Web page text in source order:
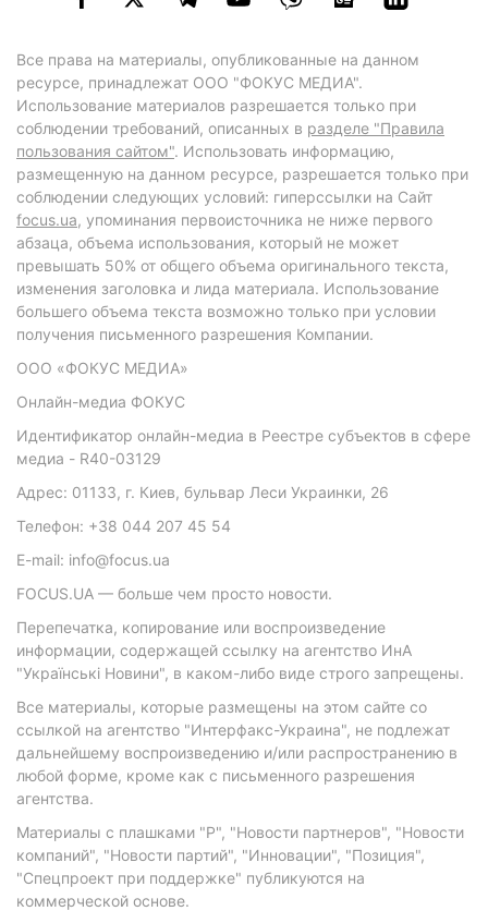
Все права на материалы, опубликованные на данном
ресурсе, принадлежат ООО "ФОКУС МЕДИА".
Использование материалов разрешается только при
соблюдении требований, описанных в разделе "Правила
пользования сайтом". Использовать информацию,
размещенную на данном ресурсе, разрешается только при
соблюдении следующих условий: гиперссылки на Сайт
focus.ua, упоминания первоисточника не ниже первого
абзаца, объема использования, который не может
превышать 50% от общего объема оригинального текста,
изменения заголовка и лида материала. Использование
большего объема текста возможно только при условии
получения письменного разрешения Компании.
ООО «ФОКУС МЕДИА»
Онлайн-медиа ФОКУС
Идентификатор онлайн-медиа в Реестре субъектов в сфере
медиа - R40-03129
Адрес: 01133, г. Киев, бульвар Леси Украинки, 26
Телефон: +38 044 207 45 54
E-mail: info@focus.ua
FOCUS.UA — больше чем просто новости.
Перепечатка, копирование или воспроизведение
информации, содержащей ссылку на агентство ИнА
"Українські Новини", в каком-либо виде строго запрещены.
Все материалы, которые размещены на этом сайте со
ссылкой на агентство "Интерфакс-Украина", не подлежат
дальнейшему воспроизведению и/или распространению в
любой форме, кроме как с письменного разрешения
агентства.
Материалы с плашками "Р", "Новости партнеров", "Новости
компаний", "Новости партий", "Инновации", "Позиция",
"Спецпроект при поддержке" публикуются на
коммерческой основе.